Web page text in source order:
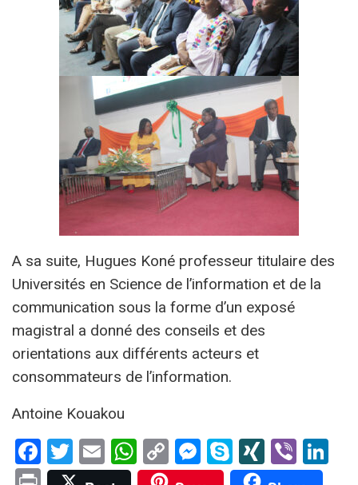
A sa suite, Hugues Koné professeur titulaire des
Universités en Science de l’information et de la
communication sous la forme d’un exposé
magistral a donné des conseils et des
orientations aux différents acteurs et
consommateurs de l’information.
Antoine Kouakou
Facebook
Twitter
EmailWhatsApp
Copy
Link
Messenger
SkypeXING
Viber